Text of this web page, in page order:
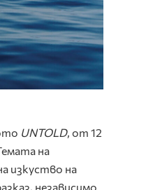
UNTOLD, от 12
на
изкуство на
независимо